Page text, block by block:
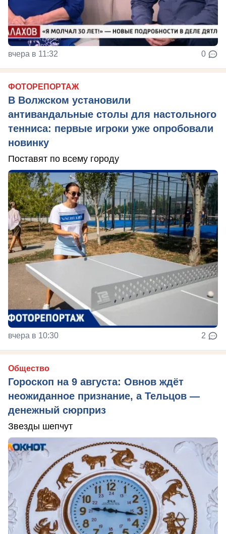
вчера в 11:32 0
ФОТОРЕПОРТАЖ
В Волжском установили
антивандальные столы для настольного
тенниса: первые игроки уже опробовали
новинку
Поставят по всему городу
вчера в 10:30 2
Общество
Гороскоп на 9 августа: Овнов ждёт
неожиданное признание, а Тельцов —
денежный сюрприз
Звезды шепчут